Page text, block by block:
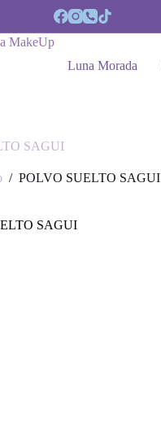
Luna Morada
SAGUI
/ POLVO SUELTO SAGUI